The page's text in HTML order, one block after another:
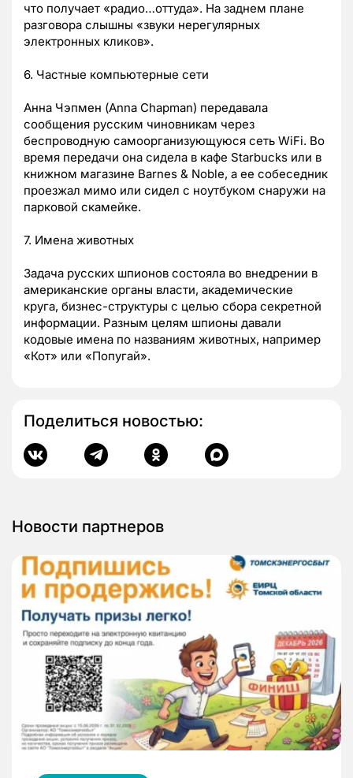
что получает «радио…оттуда». На заднем плане
разговора слышны «звуки нерегулярных
электронных кликов».
6. Частные компьютерные сети
Анна Чэпмен (Anna Chapman) передавала
сообщения русским чиновникам через
беспроводную самоорганизующуюся сеть WiFi. Во
время передачи она сидела в кафе Starbucks или в
книжном магазине Barnes & Noble, а ее собеседник
проезжал мимо или сидел с ноутбуком снаружи на
парковой скамейке.
7. Имена животных
Задача русских шпионов состояла во внедрении в
американские органы власти, академические
круга, бизнес-структуры с целью сбора секретной
информации. Разным целям шпионы давали
кодовые имена по названиям животных, например
«Кот» или «Попугай».
Поделиться новостью:
Новости партнеров